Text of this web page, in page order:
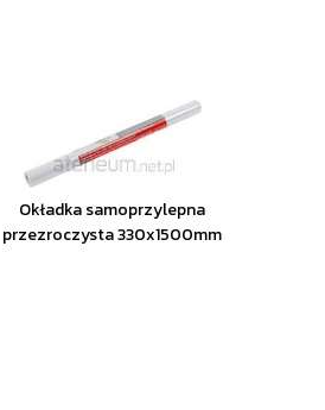
Okładka samoprzylepna
przezroczysta 330x1500mm